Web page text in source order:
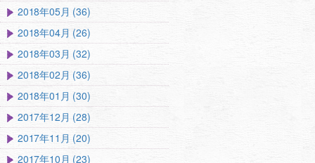
2018年05月 (36)
2018年04月 (26)
2018年03月 (32)
2018年02月 (36)
2018年01月 (30)
2017年12月 (28)
2017年11月 (20)
2017年10月 (23)